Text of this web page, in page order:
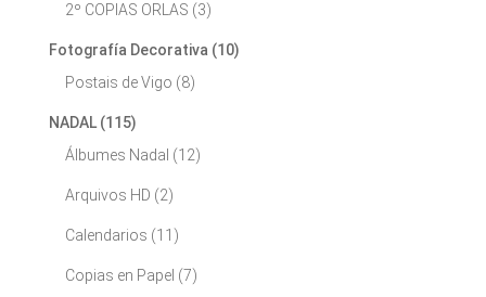
2º COPIAS ORLAS (3)
Fotografía Decorativa (10)
Postais de Vigo (8)
NADAL (115)
Álbumes Nadal (12)
Arquivos HD (2)
Calendarios (11)
Copias en Papel (7)